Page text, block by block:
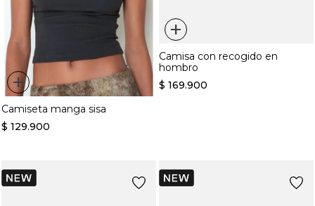
+
Camiseta manga sisa
$ 129.900
+
Camisa con recogido en
hombro
$ 169.900